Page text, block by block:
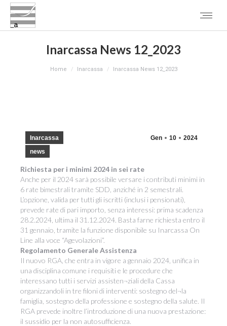
Inarcassa News 12_2023
Home Inarcassa Inarcassa News 12_2023
Gen 10 2024
Inarcassa
news
Richiesta per i minimi 2024 in sei rate
Anche per il 2024 sarà possibile versare i contributi minimi in
6 rate bimestrali tramite SDD, anziché in 2 semestrali.
L’opzione, valida per tutti gli iscritti (inclusi i pensionati),
prevede rate di pari importo, senza interessi: prima scadenza
28.2.2024, ultima il 31.12.2024. Basta farne richiesta entro il
31 gennaio, tramite la funzione disponibile su Inarcassa On
Line alla voce “Agevolazioni”.
Regolamento Generale Assistenza
Il nuovo RGA, che entra in vigore a gennaio 2024, unifica in
una disciplina comune i requisiti e le procedure che
interessano tutti i servizi assisten¬ziali della Cassa
organizzandoli in tre filoni di interventi: sostegno del¬la
famiglia, sostegno della professione e sostegno della salute. Il
RGA prevede inoltre l’introduzione di una nuova prestazione:
il sussidio per la non autosufficienza.